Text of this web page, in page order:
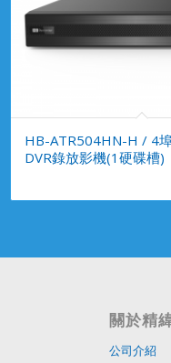
HB-ATR504HN-H / 4
DVR錄放影機(1硬碟槽)
關於精
公司介紹